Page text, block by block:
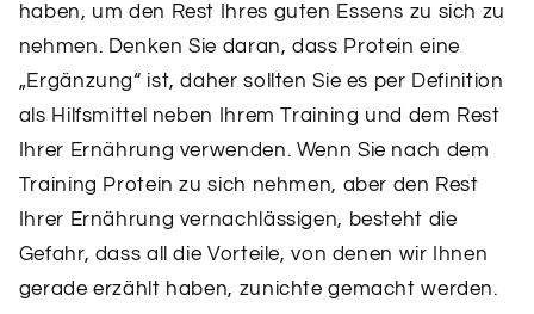
haben, um den Rest Ihres guten Essens zu sich zu
nehmen. Denken Sie daran, dass Protein eine
„Ergänzung“ ist, daher sollten Sie es per Definition
als Hilfsmittel neben Ihrem Training und dem Rest
Ihrer Ernährung verwenden. Wenn Sie nach dem
Training Protein zu sich nehmen, aber den Rest
Ihrer Ernährung vernachlässigen, besteht die
Gefahr, dass all die Vorteile, von denen wir Ihnen
gerade erzählt haben, zunichte gemacht werden.